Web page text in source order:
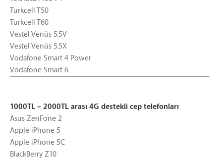
Turkcell T50
Turkcell T60
Vestel Venüs 5.5V
Vestel Venüs 5.5X
Vodafone Smart 4 Power
Vodafone Smart 6
1000TL – 2000TL arası 4G destekli cep telefonları
Asus ZenFone 2
Apple iPhone 5
Apple iPhone 5C
BlackBerry Z10